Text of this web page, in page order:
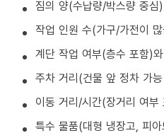
짐의 양(수납량/박스량 중심)
작업 인원 수(가구/가전이
계단 작업 여부(층수 포함)
주차 거리(건물 앞 정차 가
이동 거리/시간(장거리 여부
특수 물품(대형 냉장고, 피